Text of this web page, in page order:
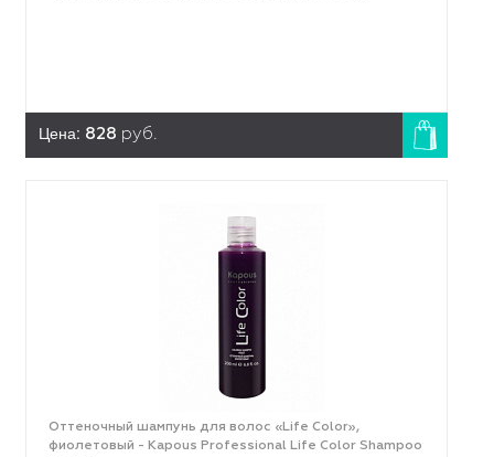
Цена: 828 руб.
Оттеночный шампунь для волос «Life Color»,
фиолетовый - Kapous Professional Life Color Shampoo